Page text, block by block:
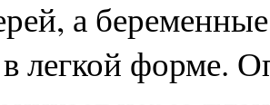
а
легкой форме.